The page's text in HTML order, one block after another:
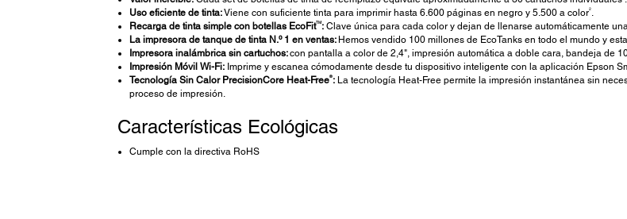
Uso eficiente de tinta:Viene con suficiente tinta para imprimir hasta 6.600 páginas en negro y 5.500 a color2.
Recarga de tinta simple con botellas EcoFitTM:Clave única para cada color y dejan de llenarse automáticamente
La impresora de tanque de tinta N.º 1 en ventas: Hemos vendido 100 millones de EcoTanks en todo el mundo y
Impresora inalámbrica sin cartuchos:con pantalla a color de 2,4", impresión automática a doble cara, bandeja de
Impresión Móvil Wi-Fi:Imprime y escanea cómodamente desde tu dispositivo inteligente con la aplicación Epson
Tecnología Sin Calor PrecisionCore Heat-Free®:La tecnología Heat-Free permite la impresión instantánea sin
proceso de impresión.
Características Ecológicas
Cumple con la directiva RoHS